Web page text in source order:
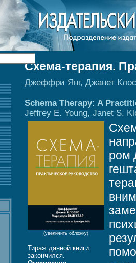
Схема-терапия.
Джеффри Янг, Джанет
Schema Therapy: A
Jeffrey E. Young, Janet S.
(увеличить обложку)
Тираж данной книги
закончился.
ром